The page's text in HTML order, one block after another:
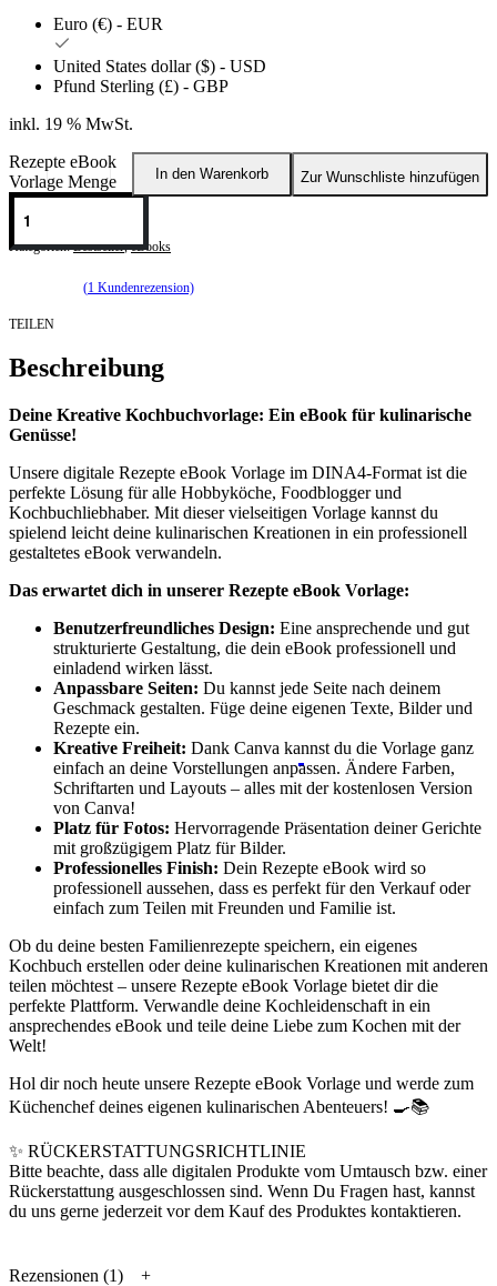
Euro (€) - EUR
United States dollar ($) - USD
Pfund Sterling (£) - GBP
inkl. 19 % MwSt.
Rezepte eBook
Vorlage Menge
In den Warenkorb Zur Wunschliste hinzufügen
Kategorien:Bestseller,eBooks
(1 Kundenrezension)
TEILEN
Beschreibung
Deine Kreative Kochbuchvorlage: Ein eBook für kulinarische
Genüsse!
Unsere digitale Rezepte eBook Vorlage im DINA4-Format ist die
perfekte Lösung für alle Hobbyköche, Foodblogger und
Kochbuchliebhaber. Mit dieser vielseitigen Vorlage kannst du
spielend leicht deine kulinarischen Kreationen in ein professionell
gestaltetes eBook verwandeln.
Das erwartet dich in unserer Rezepte eBook Vorlage:
Benutzerfreundliches Design: Eine ansprechende und gut
strukturierte Gestaltung, die dein eBook professionell und
einladend wirken lässt.
Anpassbare Seiten: Du kannst jede Seite nach deinem
Geschmack gestalten. Füge deine eigenen Texte, Bilder und
Rezepte ein.
Kreative Freiheit: Dank Canva kannst du die Vorlage ganz
einfach an deine Vorstellungen anpassen. Ändere Farben,
Schriftarten und Layouts – alles mit der kostenlosen Version
von Canva!
Platz für Fotos: Hervorragende Präsentation deiner Gerichte
mit großzügigem Platz für Bilder.
Professionelles Finish: Dein Rezepte eBook wird so
professionell aussehen, dass es perfekt für den Verkauf oder
einfach zum Teilen mit Freunden und Familie ist.
Ob du deine besten Familienrezepte speichern, ein eigenes
Kochbuch erstellen oder deine kulinarischen Kreationen mit anderen
teilen möchtest – unsere Rezepte eBook Vorlage bietet dir die
perfekte Plattform. Verwandle deine Kochleidenschaft in ein
ansprechendes eBook und teile deine Liebe zum Kochen mit der
Welt!
Hol dir noch heute unsere Rezepte eBook Vorlage und werde zum
Küchenchef deines eigenen kulinarischen Abenteuers! 🍳📚
✨ RÜCKERSTATTUNGSRICHTLINIE
Bitte beachte, dass alle digitalen Produkte vom Umtausch bzw. einer
Rückerstattung ausgeschlossen sind. Wenn Du Fragen hast, kannst
du uns gerne jederzeit vor dem Kauf des Produktes kontaktieren.
Rezensionen (1)